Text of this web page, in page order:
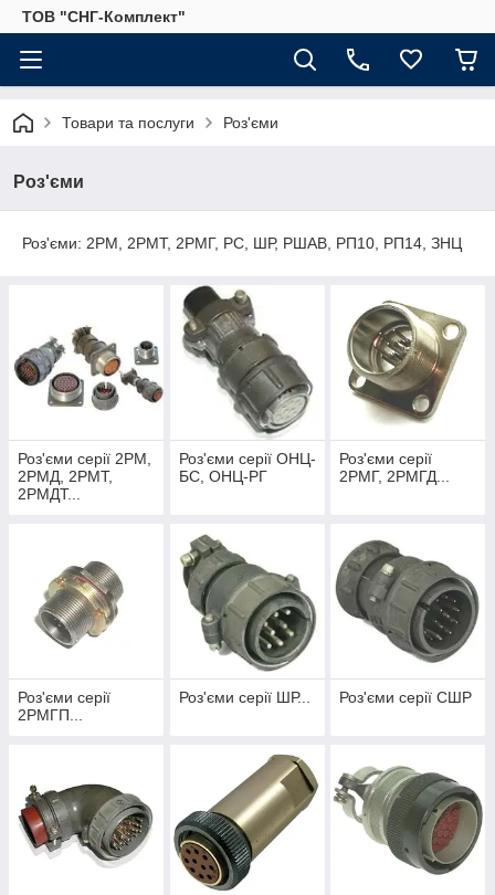
ТОВ "СНГ-Комплект"
Товари та послуги Роз'єми
Роз'єми
Роз'єми: 2РМ, 2РМТ, 2РМГ, РС, ШР, РШАВ, РП10, РП14, ЗНЦ
Роз'єми серії 2РМ,
2РМД, 2РМТ,
2РМДТ...
Роз'єми серії ОНЦ-
БС, ОНЦ-РГ
Роз'єми серії
2РМГ, 2РМГД...
Роз'єми серії
2РМГП...
Роз'єми серії ШР... Роз'єми серії СШР